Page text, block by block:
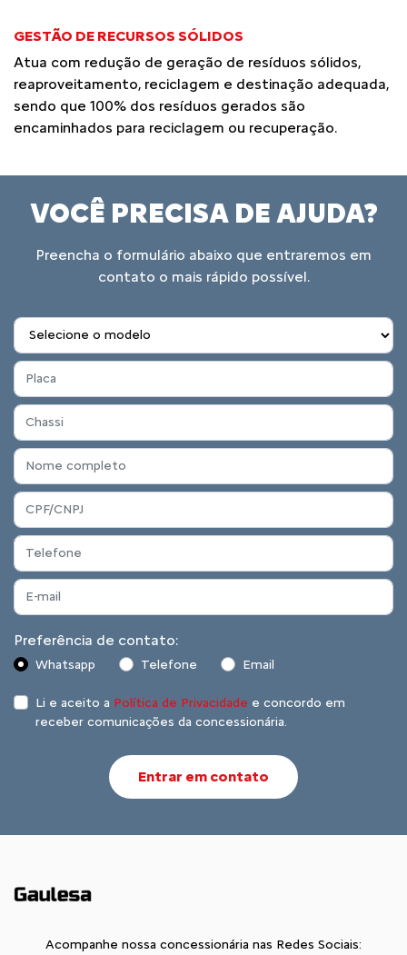
GESTÃO DE RECURSOS SÓLIDOS
Atua com redução de geração de resíduos sólidos,
reaproveitamento, reciclagem e destinação adequada,
sendo que 100% dos resíduos gerados são
encaminhados para reciclagem ou recuperação.
VOCÊ PRECISA DE AJUDA?
Preencha o formulário abaixo que entraremos em
contato o mais rápido possível.
Preferência de contato:
Whatsapp Telefone Email
Li e aceito a Política de Privacidade e concordo em
receber comunicações da concessionária.
Entrar em contato
Acompanhe nossa concessionária nas Redes Sociais: